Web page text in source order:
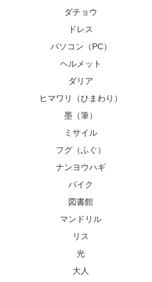
ダチョウ
ドレス
パソコン（PC）
ヘルメット
ダリア
ヒマワリ（ひまわり）
墨（筆）
ミサイル
フグ（ふぐ）
ナンヨウハギ
バイク
図書館
マンドリル
リス
光
大人